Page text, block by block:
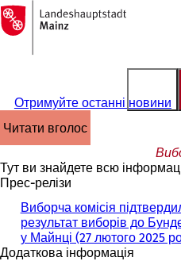
Перейти до змісту
На
головну
сторінку
Отримуйте останні новини
читати вголос
Тут ви знайдете всю
Прес-релізи
Виборча комісія
результат виборів до
у Майнці (27 лютого 2025
Додаткова інформація